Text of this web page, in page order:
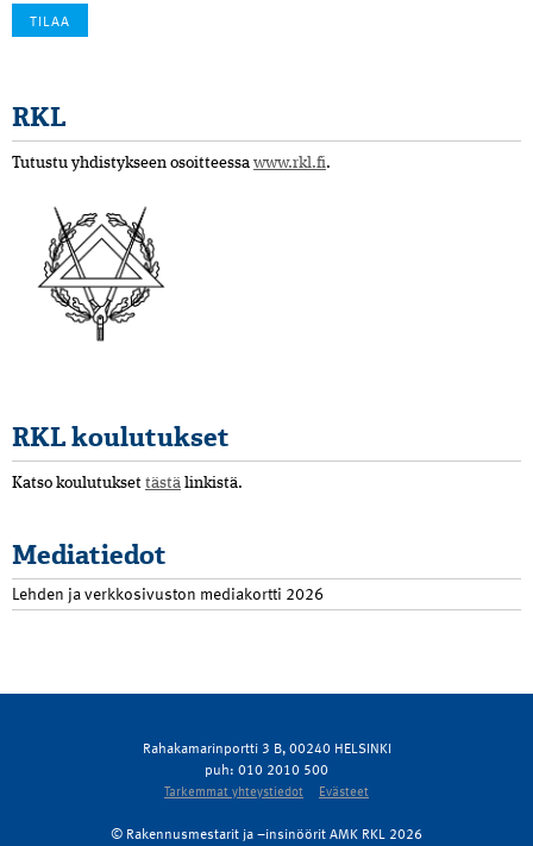
RKL
Tutustu yhdistykseen osoitteessa www.rkl.fi.
RKL koulutukset
Katso koulutukset tästä linkistä.
Mediatiedot
Lehden ja verkkosivuston mediakortti 2026
Rahakamarinportti 3 B, 00240 HELSINKI
puh: 010 2010 500
Tarkemmat yhteystiedot Evästeet
© Rakennusmestarit ja –insinöörit AMK RKL 2026